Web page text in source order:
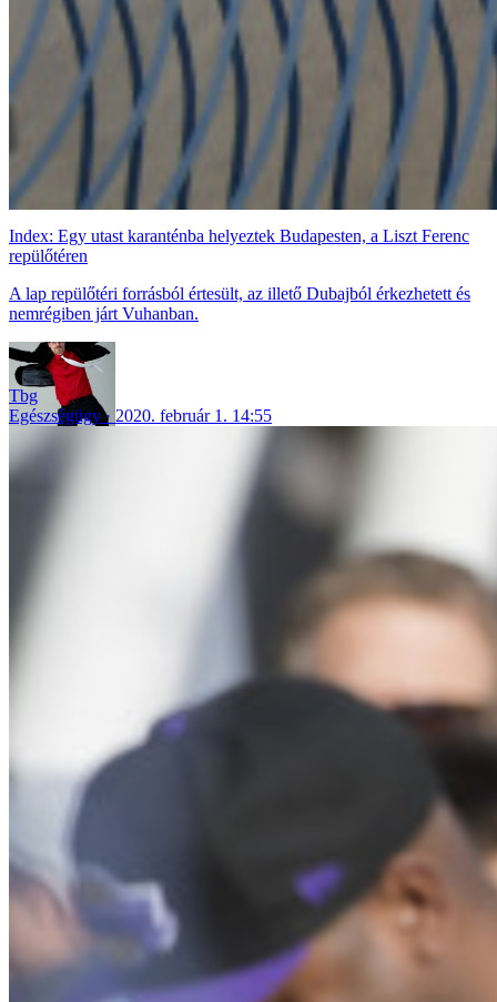
Index: Egy utast karanténba helyeztek Budapesten, a Liszt Ferenc
repülőtéren
A lap repülőtéri forrásból értesült, az illető Dubajból érkezhetett és
nemrégiben járt Vuhanban.
Tbg
Egészségügy
2020. február 1. 14:55